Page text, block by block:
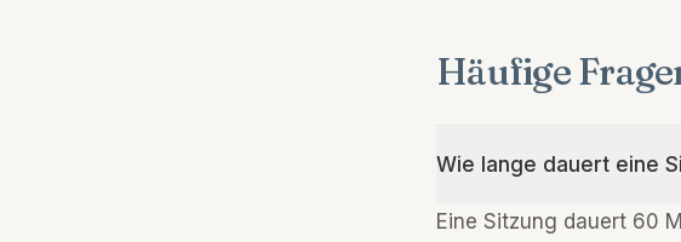
Häufige
Wie lange dauert eine
Eine Sitzung dauert 60